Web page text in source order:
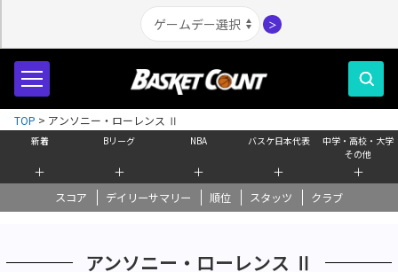
＞
新着
＋
Bリーグ
＋
NBA
＋
バスケ日本代表
＋
中学・高校・大学
その他
＋
スコア デイリーサマリー 順位 スタッツ クラブ
TOP > アンソニー・ローレンス Ⅱ
アンソニー・ローレンス Ⅱ